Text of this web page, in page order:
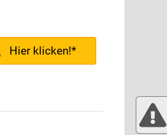
Hier klicken!*